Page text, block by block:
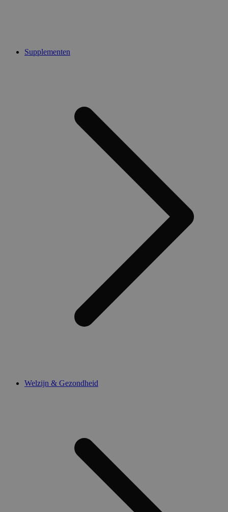
Supplementen
Welzijn & Gezondheid